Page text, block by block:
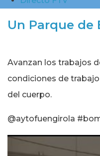
Un Parque de
Avanzan los trabajos
condiciones de
del cuerpo.
@aytofuengirola